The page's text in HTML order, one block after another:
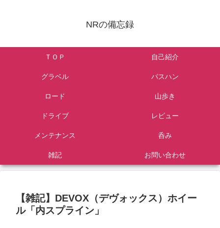
NRの備忘録
ＴＯＰ 自己紹介
グラベル パスハン
ロード 山歩き
ドライブ レビュー
メンテナンス 呑み
雑記 お問い合わせ
【雑記】DEVOX（デヴォックス）ホイー
ル「内スプライン」